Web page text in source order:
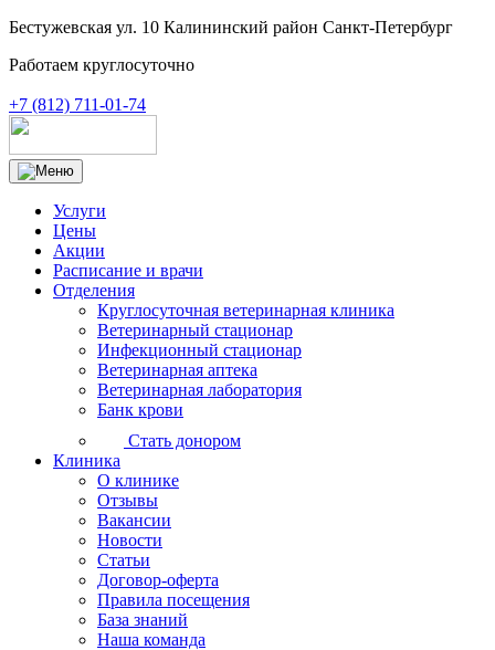
Бестужевская ул. 10 Калининский район Санкт-Петербург
Работаем круглосуточно
+7 (812) 711-01-74
Услуги
Цены
Акции
Расписание и врачи
Отделения
Круглосуточная ветеринарная клиника
Ветеринарный стационар
Инфекционный стационар
Ветеринарная аптека
Ветеринарная лаборатория
Банк крови
Стать донором
Клиника
О клинике
Отзывы
Вакансии
Новости
Статьи
Договор-оферта
Правила посещения
База знаний
Наша команда